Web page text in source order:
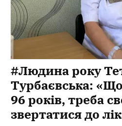
#Людина року
Турбаєвська:
96 років, треба
звертатися до